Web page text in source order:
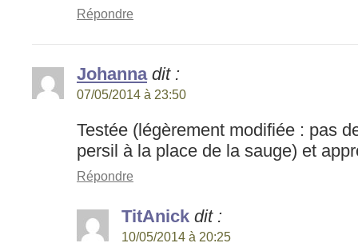
Répondre
Johanna dit :
07/05/2014 à 23:50
Testée (légèrement modifiée : pas
persil à la place de la sauge) et
Répondre
TitAnick dit :
10/05/2014 à 20:25